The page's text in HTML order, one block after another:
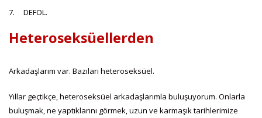
7. DEFOL.
Heteroseksüellerden
Arkadaşlarım var. Bazıları heteroseksüel.
Yıllar geçtikçe, heteroseksüel arkadaşlarımla buluşuyorum. Onlarla
buluşmak, ne yaptıklarını görmek, uzun ve karmaşık tarihlerimize